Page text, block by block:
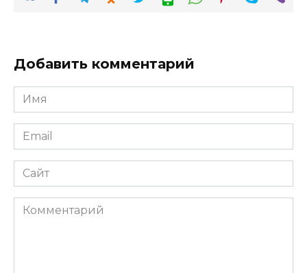
Добавить комментарий
Имя
*
Email
*
Сайт
Комментарий